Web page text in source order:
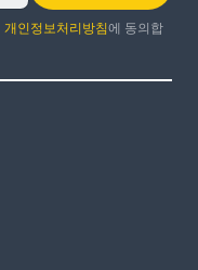
개인정보처리방침에 동의합